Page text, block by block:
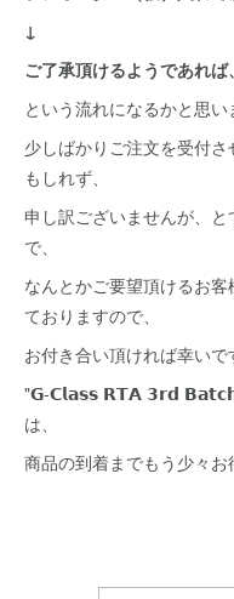
↓
ご了承頂けるようであれば
という流れになるかと思い
少しばかりご注文を受付
もしれず、
申し訳ございませんが、
で、
なんとかご要望頂けるお
ておりますので、
お付き合い頂ければ幸いで
"𝗚-𝗖𝗹𝗮𝘀𝘀 𝗥𝗧𝗔 𝟯𝗿𝗱
は、
商品の到着までもう少々お